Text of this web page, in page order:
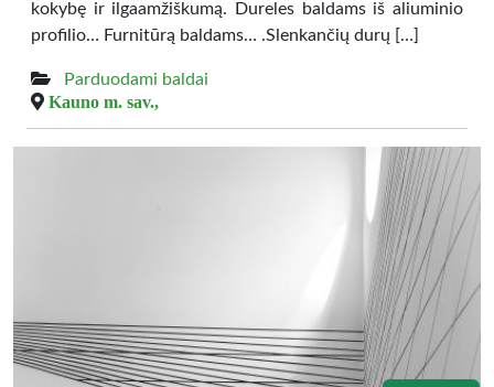
kokybę ir ilgaamžiškumą. Dureles baldams iš aliuminio
profilio… Furnitūrą baldams… .Slenkančių durų […]
Parduodami baldai
Kauno m. sav.,